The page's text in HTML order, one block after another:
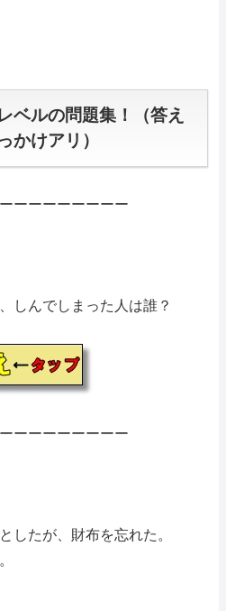
ベルの問題集！（答え
かけアリ）
ーーーーーーーー
しんでしまった人は誰？
ーーーーーーーー
したが、財布を忘れた。